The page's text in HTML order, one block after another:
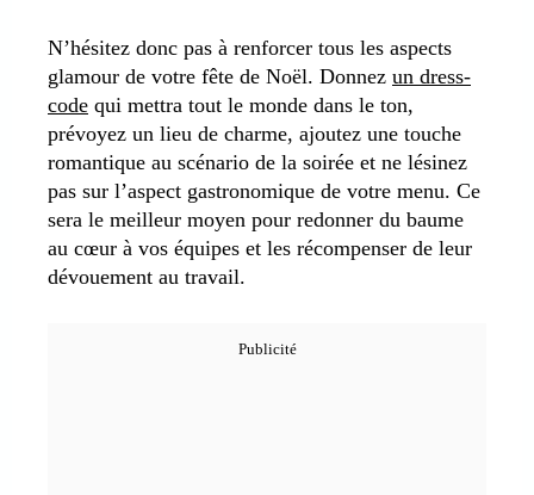
N’hésitez donc pas à renforcer tous les aspects
glamour de votre fête de Noël. Donnez un dress-
code qui mettra tout le monde dans le ton,
prévoyez un lieu de charme, ajoutez une touche
romantique au scénario de la soirée et ne lésinez
pas sur l’aspect gastronomique de votre menu. Ce
sera le meilleur moyen pour redonner du baume
au cœur à vos équipes et les récompenser de leur
dévouement au travail.